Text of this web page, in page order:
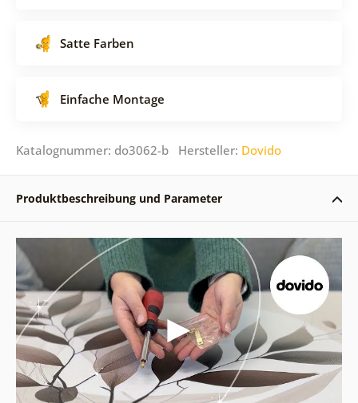
Satte Farben
Einfache Montage
Katalognummer: do3062-b Hersteller: Dovido
Produktbeschreibung und Parameter